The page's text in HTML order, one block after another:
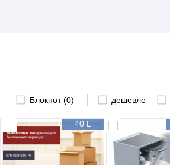
дешевле
Блокнот (0)
40 L